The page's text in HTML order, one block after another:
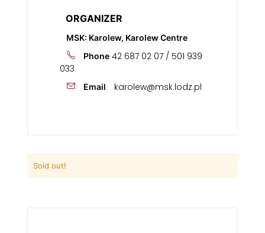
ORGANIZER
MSK: Karolew, Karolew Centre
Phone 42 687 02 07 / 501 939
033
Email karolew@msk.lodz.pl
Sold out!